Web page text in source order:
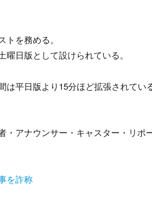
を務める。
日版として設けられている。
平日版より15分ほど拡張されてい
アナウンサー・キャスター・リポ
を詐称